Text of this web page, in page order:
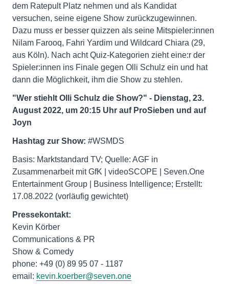
dem Ratepult Platz nehmen und als Kandidat
versuchen, seine eigene Show zurückzugewinnen.
Dazu muss er besser quizzen als seine Mitspieler:innen
Nilam Farooq, Fahri Yardim und Wildcard Chiara (29,
aus Köln). Nach acht Quiz-Kategorien zieht eine:r der
Spieler:innen ins Finale gegen Olli Schulz ein und hat
dann die Möglichkeit, ihm die Show zu stehlen.
"Wer stiehlt Olli Schulz die Show?" - Dienstag, 23.
August 2022, um 20:15 Uhr auf ProSieben und auf
Joyn
Hashtag zur Show: #WSMDS
Basis: Marktstandard TV; Quelle: AGF in
Zusammenarbeit mit GfK | videoSCOPE | Seven.One
Entertainment Group | Business Intelligence; Erstellt:
17.08.2022 (vorläufig gewichtet)
Kevin Körber
Communications & PR
Show & Comedy
phone: +49 (0) 89 95 07 - 1187
email: kevin.koerber@seven.one